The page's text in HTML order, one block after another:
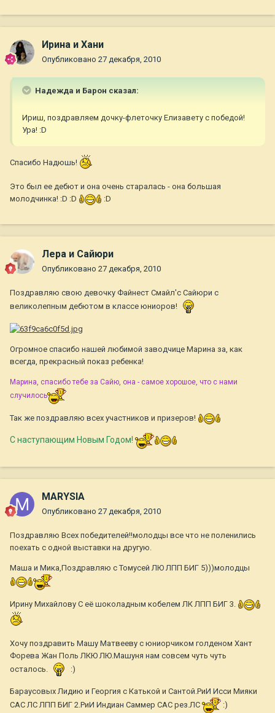
Ирина и Хани
Опубликовано 27 декабря, 2010
Надежда и Барон сказал:
Ириш, поздравляем дочку-флеточку Елизавету с победой!
Ура! :D
Спасибо Надюшь!
Это был ее дебют и она очень старалась - она большая
молодчинка! :D :D
:D
Лера и Сайюри
Опубликовано 27 декабря, 2010
Поздравляю свою девочку Файнест Смайл'с Сайюри с
великолепным дебютом в классе юниоров!
Огромное спасибо нашей любимой заводчице Марина за, как
всегда, прекрасный показ ребенка!
Марина, спасибо тебе за Сайю, она - самое хорошое, что с нами
случилось
Так же поздравляю всех участников и призеров!
С наступающим Новым Годом!
MARYSIA
Опубликовано 27 декабря, 2010
Поздравляю Всех победителей!!молодцы все что не поленились
поехать с одной выставки на другую.
Маша и Мика,Поздравляю с Томусей ЛЮ ЛПП БИГ 5)))молодцы
Ирину Михайлову С её шоколадным кобелем ЛК ЛПП БИГ 3.
Хочу поздравить Машу Матвееву с юниорчиком голденом Хант
Форева Жан Поль ЛКЮ ЛЮ.Машуня нам совсем чуть чуть
осталось.
:)
Бараусовых Лидию и Георгия с Катькой и Сантой.РиИ Исси Мияки
САС ЛС ЛПП БИГ 2.РиИ Индиан Саммер САС рез.ЛС
:)